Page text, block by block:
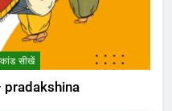
सीखें
– pradakshina